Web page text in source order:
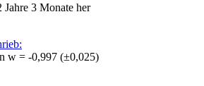
Jahre 3 Monate her
w = -0,997 (±0,025)